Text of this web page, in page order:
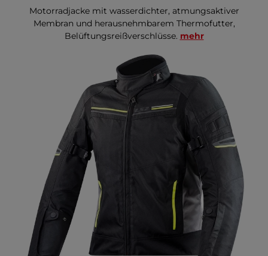
Motorradjacke mit wasserdichter, atmungsaktiver
Membran und herausnehmbarem Thermofutter,
Belüftungsreißverschlüsse. mehr